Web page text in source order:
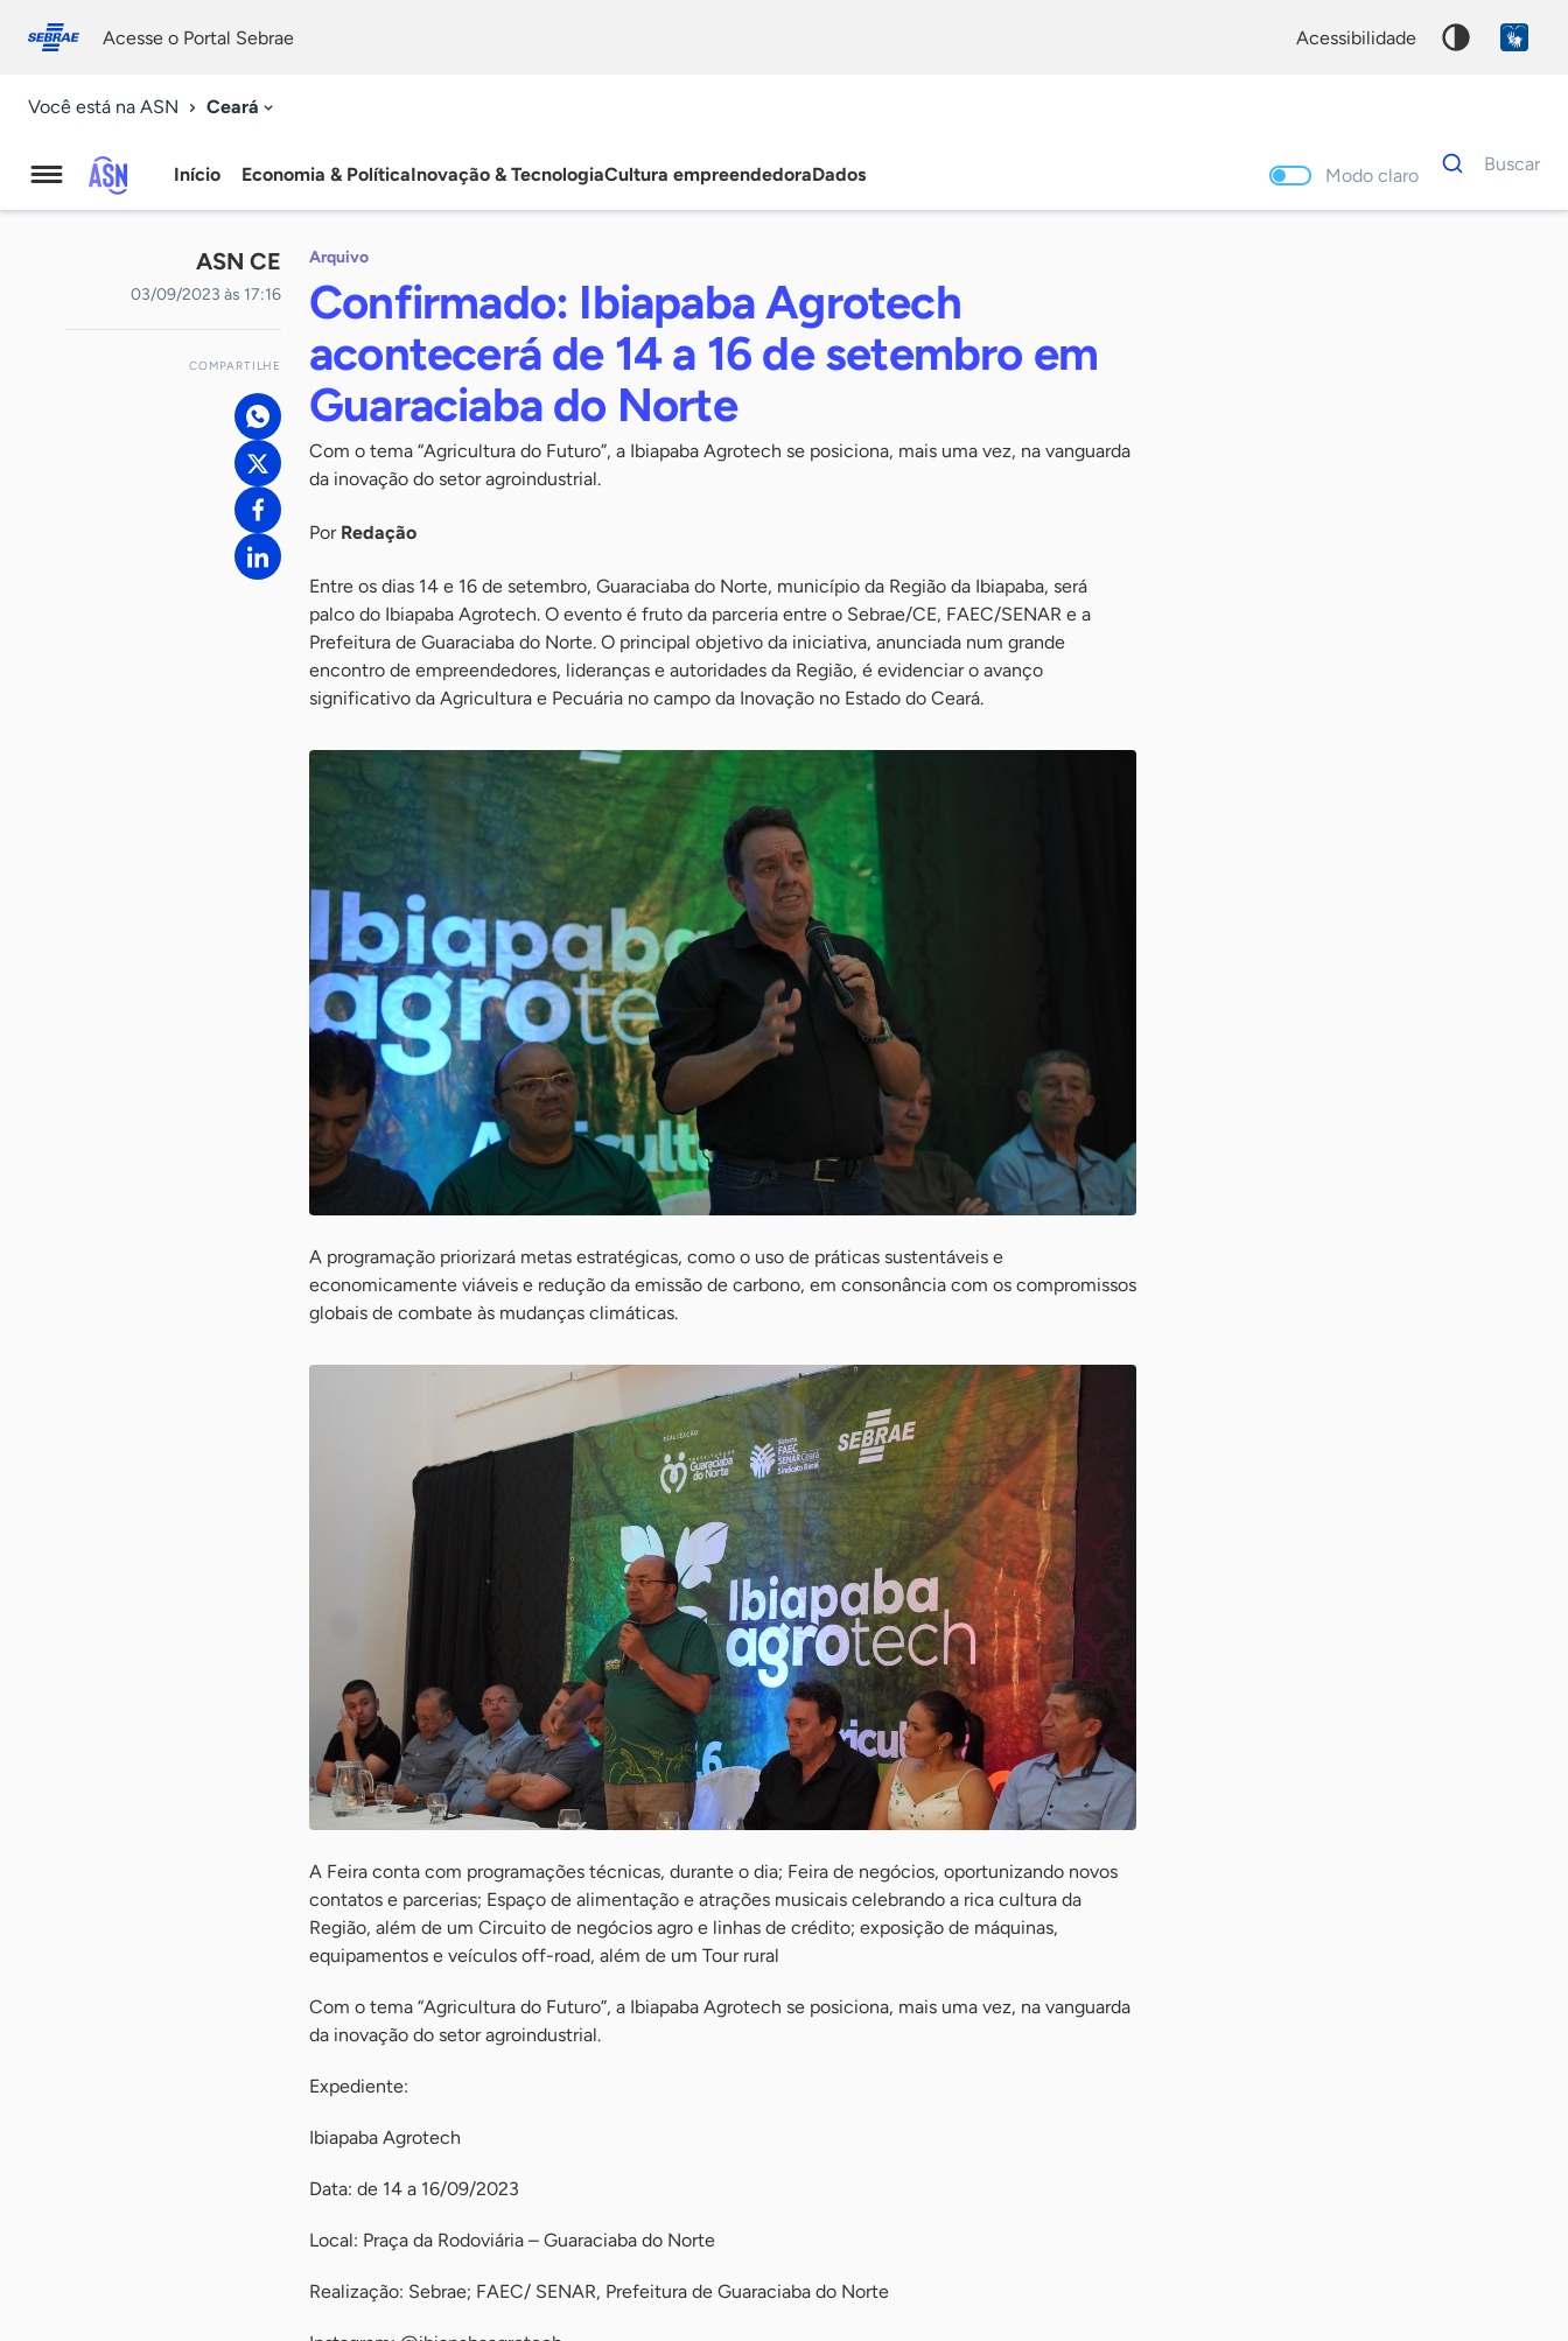
conosco
Acesse o Portal Sebrae acessibilidade
Você está na ASN Ceará
Agência
Sebrae
Notícias
Início Economia & PolíticaInovação & TecnologiaCultura empreendedoraDados Modo claro
Dados
para
Buscar
ASN CE
03/09/2023 às 17:16
COMPARTILHE
Arquivo
Confirmado: Ibiapaba Agrotech
acontecerá de 14 a 16 de setembro em
Guaraciaba do Norte
Com o tema “Agricultura do Futuro”, a Ibiapaba Agrotech se posiciona, mais uma vez, na vanguarda
da inovação do setor agroindustrial.
Por Redação
Entre os dias 14 e 16 de setembro, Guaraciaba do Norte, município da Região da Ibiapaba, será
palco do Ibiapaba Agrotech. O evento é fruto da parceria entre o Sebrae/CE, FAEC/SENAR e a
Prefeitura de Guaraciaba do Norte. O principal objetivo da iniciativa, anunciada num grande
encontro de empreendedores, lideranças e autoridades da Região, é evidenciar o avanço
significativo da Agricultura e Pecuária no campo da Inovação no Estado do Ceará.
A programação priorizará metas estratégicas, como o uso de práticas sustentáveis e
economicamente viáveis e redução da emissão de carbono, em consonância com os compromissos
globais de combate às mudanças climáticas.
A Feira conta com programações técnicas, durante o dia; Feira de negócios, oportunizando novos
contatos e parcerias; Espaço de alimentação e atrações musicais celebrando a rica cultura da
Região, além de um Circuito de negócios agro e linhas de crédito; exposição de máquinas,
equipamentos e veículos off-road, além de um Tour rural
Com o tema “Agricultura do Futuro”, a Ibiapaba Agrotech se posiciona, mais uma vez, na vanguarda
da inovação do setor agroindustrial.
Expediente:
Ibiapaba Agrotech
Data: de 14 a 16/09/2023
Local: Praça da Rodoviária – Guaraciaba do Norte
Realização: Sebrae; FAEC/ SENAR, Prefeitura de Guaraciaba do Norte